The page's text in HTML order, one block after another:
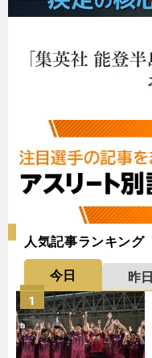
人気記事ランキング
今日 昨日
1